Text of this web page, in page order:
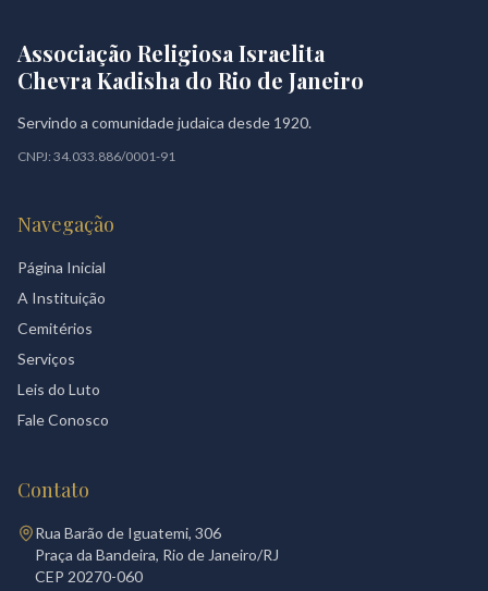
Associação Religiosa Israelita
Chevra Kadisha do Rio de Janeiro
Servindo a comunidade judaica desde 1920.
CNPJ: 34.033.886/0001-91
Navegação
Página Inicial
A Instituição
Cemitérios
Serviços
Leis do Luto
Fale Conosco
Contato
Rua Barão de Iguatemi, 306
Praça da Bandeira, Rio de Janeiro/RJ
CEP 20270-060